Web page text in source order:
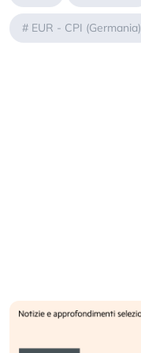
# EUR - CPI (Germania)